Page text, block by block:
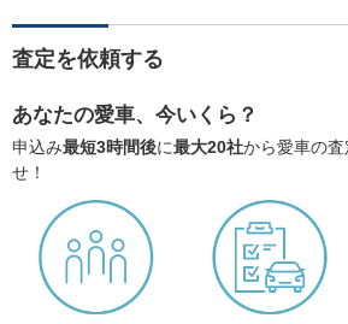
査定を依頼する
あなたの愛車、今いくら？
申込み最短3時間後に最大20社から愛車の
せ！